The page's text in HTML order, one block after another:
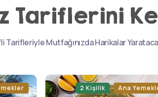
Tariflerini
Tarifleriyle Mutfağınızda Harikalar
2 Kişilik Ana